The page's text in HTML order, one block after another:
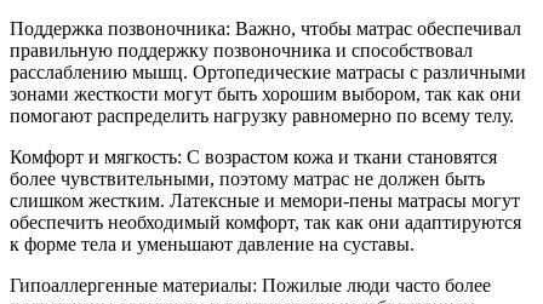
Поддержка позвоночника: Важно, чтобы матрас обеспечивал
правильную поддержку позвоночника и способствовал
расслаблению мышц. Ортопедические матрасы с различными
зонами жесткости могут быть хорошим выбором, так как они
помогают распределить нагрузку равномерно по всему телу.
Комфорт и мягкость: С возрастом кожа и ткани становятся
более чувствительными, поэтому матрас не должен быть
слишком жестким. Латексные и мемори-пены матрасы могут
обеспечить необходимый комфорт, так как они адаптируются
к форме тела и уменьшают давление на суставы.
Гипоаллергенные материалы: Пожилые люди часто более